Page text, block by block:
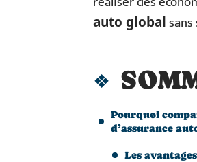
auto global
Pourquoi
d’assurance
Les